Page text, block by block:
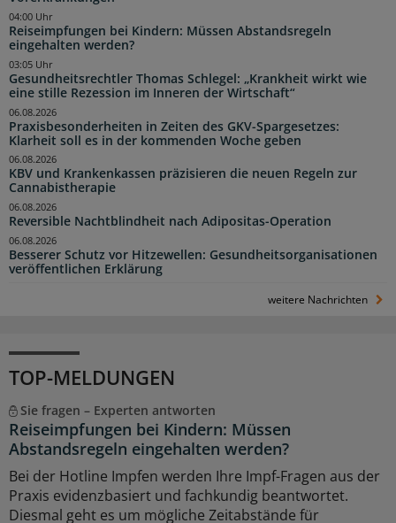
Reiseimpfungen bei Kindern: Müssen Abstandsregeln
eingehalten werden?
04:00 Uhr
Gesundheitsrechtler Thomas Schlegel: „Krankheit wirkt wie
eine stille Rezession im Inneren der Wirtschaft“
03:05 Uhr
Praxisbesonderheiten in Zeiten des GKV-Spargesetzes:
Klarheit soll es in der kommenden Woche geben
06.08.2026
KBV und Krankenkassen präzisieren die neuen Regeln zur
Cannabistherapie
06.08.2026
Reversible Nachtblindheit nach Adipositas-Operation
06.08.2026
Besserer Schutz vor Hitzewellen: Gesundheitsorganisationen
veröffentlichen Erklärung
06.08.2026
weitere Nachrichten
TOP-MELDUNGEN
Sie fragen – Experten antworten
Reiseimpfungen bei Kindern: Müssen
Abstandsregeln eingehalten werden?
Bei der Hotline Impfen werden Ihre Impf-Fragen aus der
Praxis evidenzbasiert und fachkundig beantwortet.
Diesmal geht es um mögliche Zeitabstände für